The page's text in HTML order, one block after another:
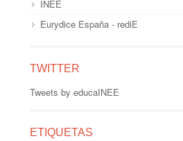
INEE
Eurydice España - rediE
TWITTER
Tweets by educaINEE
ETIQUETAS